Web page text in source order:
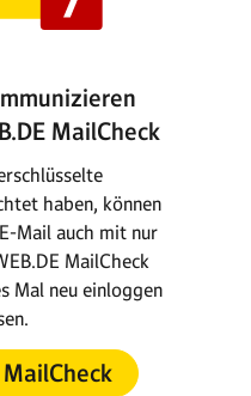
MailCheck
haben, können
Mail auch mit nur
MailCheck
Mal neu einloggen